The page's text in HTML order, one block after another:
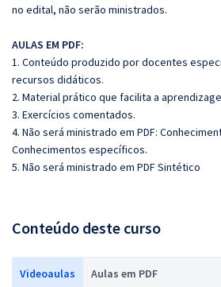
no edital, não serão ministrados.
AULAS EM PDF:
1. Conteúdo produzido por docentes
recursos didáticos.
2. Material prático que facilita a
3. Exercícios comentados.
4. Não será ministrado em PDF:
Conhecimentos específicos.
5. Não será ministrado em PDF Sintético
Conteúdo deste curso
Videoaulas Aulas em PDF